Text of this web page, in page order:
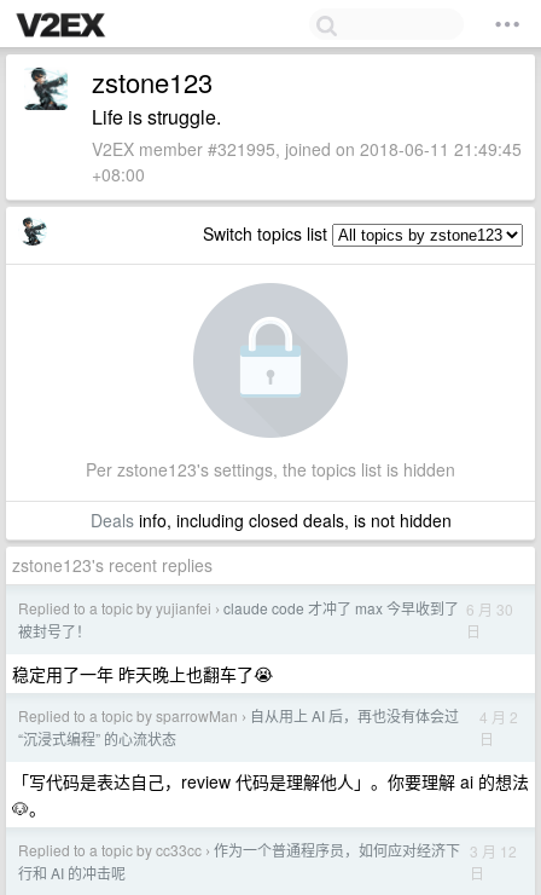
zstone123
Life is struggle.
V2EX member #321995, joined on 2018-06-11 21:49:45
+08:00
Switch topics list
Per zstone123's settings, the topics list is hidden
Dealsinfo, including closed deals, is not hidden
zstone123's recent replies
Replied to a topic by yujianfei › claude code 才冲了 max 今早收到了
被封号了！
6 月 30
日
稳定用了一年 昨天晚上也翻车了😭
Replied to a topic by sparrowMan › 自从用上 AI 后，再也没有体会过
“沉浸式编程” 的心流状态
4 月 2
日
「写代码是表达自己，review 代码是理解他人」。你要理解 ai 的想法
🐶。
Replied to a topic by cc33cc › 作为一个普通程序员，如何应对经济下
行和 AI 的冲击呢
3 月 12
日